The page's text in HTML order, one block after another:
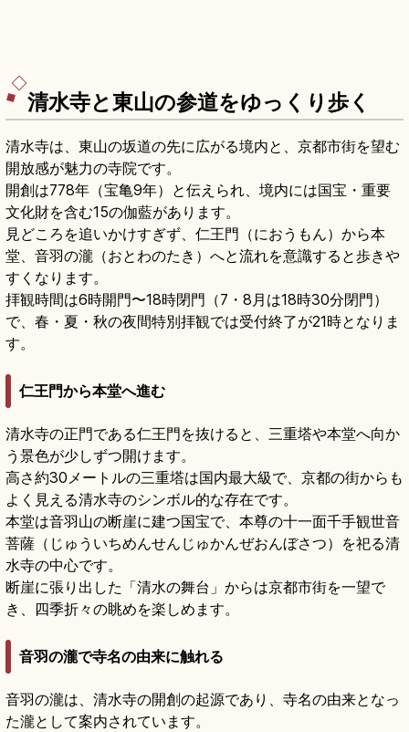
清水寺と東山の参道をゆっくり歩く
清水寺は、東山の坂道の先に広がる境内と、京都市街を望む
開放感が魅力の寺院です。
開創は778年（宝亀9年）と伝えられ、境内には国宝・重要
文化財を含む15の伽藍があります。
見どころを追いかけすぎず、仁王門（におうもん）から本
堂、音羽の瀧（おとわのたき）へと流れを意識すると歩きや
すくなります。
拝観時間は6時開門〜18時閉門（7・8月は18時30分閉門）
で、春・夏・秋の夜間特別拝観では受付終了が21時となりま
す。
仁王門から本堂へ進む
清水寺の正門である仁王門を抜けると、三重塔や本堂へ向か
う景色が少しずつ開けます。
高さ約30メートルの三重塔は国内最大級で、京都の街からも
よく見える清水寺のシンボル的な存在です。
本堂は音羽山の断崖に建つ国宝で、本尊の十一面千手観世音
菩薩（じゅういちめんせんじゅかんぜおんぼさつ）を祀る清
水寺の中心です。
断崖に張り出した「清水の舞台」からは京都市街を一望で
き、四季折々の眺めを楽しめます。
音羽の瀧で寺名の由来に触れる
音羽の瀧は、清水寺の開創の起源であり、寺名の由来となっ
た瀧として案内されています。